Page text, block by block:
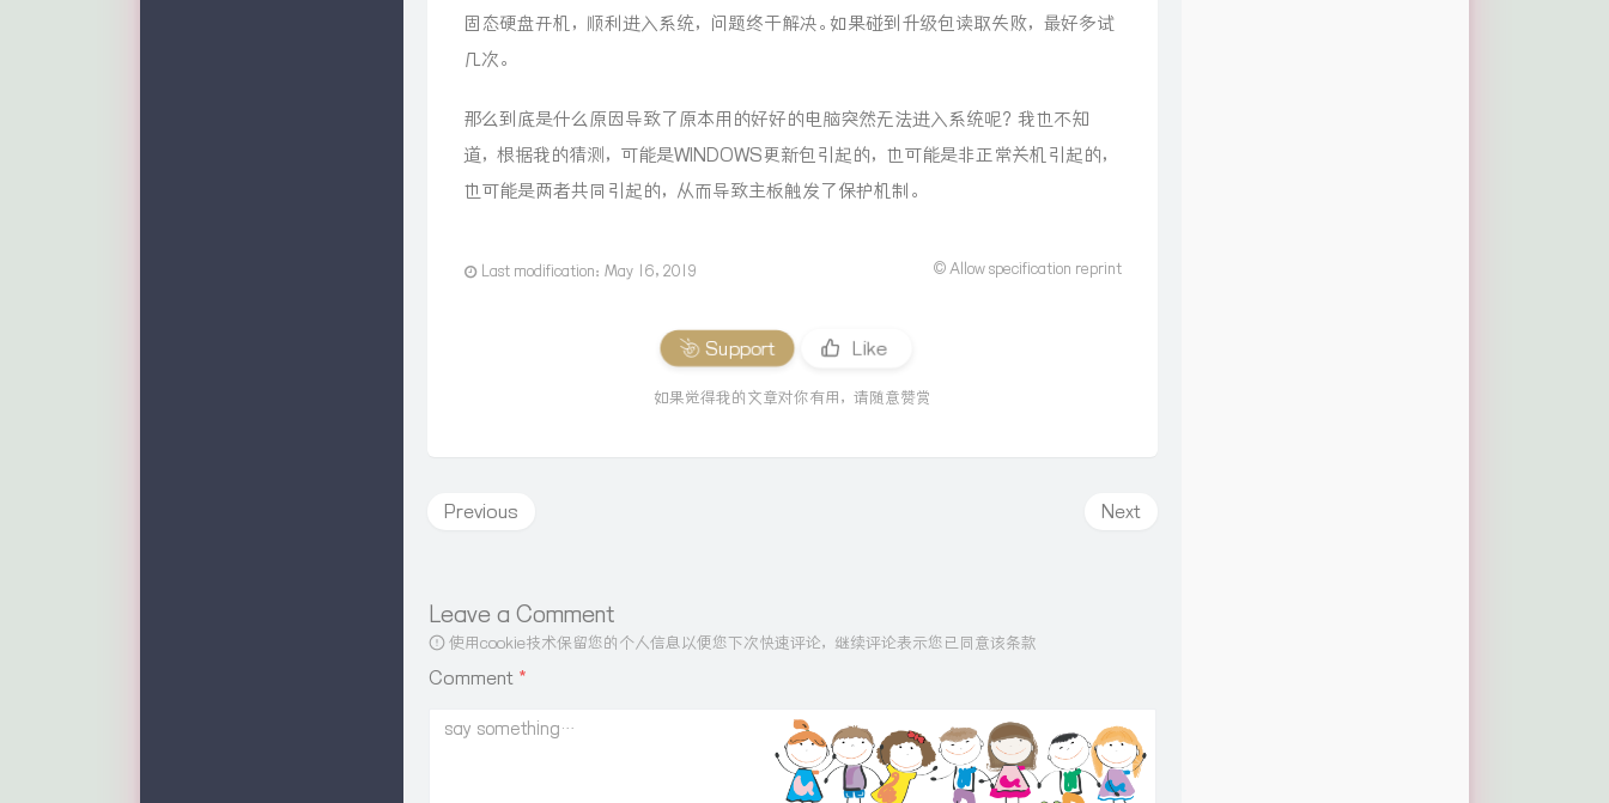
固态硬盘开机，顺利进入系统，问题终于解决。如果碰到升级包读取失败，最好多试
几次。
那么到底是什么原因导致了原本用的好好的电脑突然无法进入系统呢？我也不知
道，根据我的猜测，可能是WINDOWS更新包引起的，也可能是非正常关机引起的，
也可能是两者共同引起的，从而导致主板触发了保护机制。
Last modification：May 16, 2019 © Allow specification reprint
Support Like
如果觉得我的文章对你有用，请随意赞赏
Next
Previous
Leave a Comment
使用cookie技术保留您的个人信息以便您下次快速评论，继续评论表示您已同意该条款
Comment *